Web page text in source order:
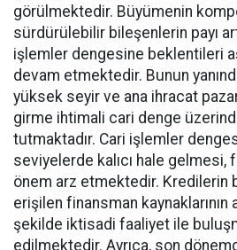
görülmektedir. Büyümenin
sürdürülebilir bileşenlerin payı
işlemler dengesine beklentileri
devam etmektedir. Bunun
yüksek seyir ve ana ihracat
girme ihtimali cari denge
tutmaktadır. Cari işlemler
seviyelerde kalıcı hale gelmesi,
önem arz etmektedir. Kredilerin
erişilen finansman kaynaklarının
şekilde iktisadi faaliyet ile
edilmektedir. Ayrıca, son